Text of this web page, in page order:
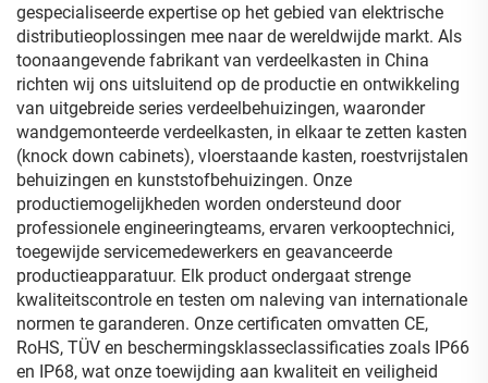
gespecialiseerde expertise op het gebied van elektrische
distributieoplossingen mee naar de wereldwijde markt. Als
toonaangevende fabrikant van verdeelkasten in China
richten wij ons uitsluitend op de productie en ontwikkeling
van uitgebreide series verdeelbehuizingen, waaronder
wandgemonteerde verdeelkasten, in elkaar te zetten kasten
(knock down cabinets), vloerstaande kasten, roestvrijstalen
behuizingen en kunststofbehuizingen. Onze
productiemogelijkheden worden ondersteund door
professionele engineeringteams, ervaren verkooptechnici,
toegewijde servicemedewerkers en geavanceerde
productieapparatuur. Elk product ondergaat strenge
kwaliteitscontrole en testen om naleving van internationale
normen te garanderen. Onze certificaten omvatten CE,
RoHS, TÜV en beschermingsklasseclassificaties zoals IP66
en IP68, wat onze toewijding aan kwaliteit en veiligheid